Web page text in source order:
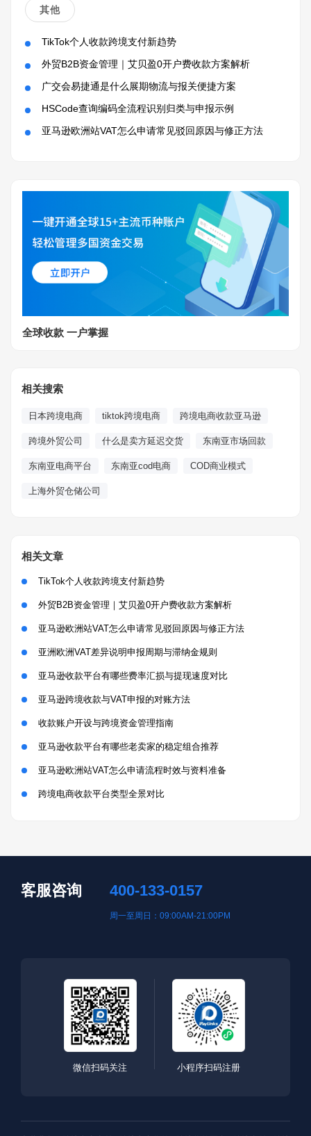
其他
TikTok个人收款跨境支付新趋势
外贸B2B资金管理｜艾贝盈0开户费收款方案解析
广交会易捷通是什么展期物流与报关便捷方案
HSCode查询编码全流程识别归类与申报示例
亚马逊欧洲站VAT怎么申请常见驳回原因与修正方法
全球收款 一户掌握
相关搜索
日本跨境电商 tiktok跨境电商 跨境电商收款亚马逊
跨境外贸公司 什么是卖方延迟交货 东南亚市场回款
东南亚电商平台 东南亚cod电商 COD商业模式
上海外贸仓储公司
相关文章
TikTok个人收款跨境支付新趋势
外贸B2B资金管理｜艾贝盈0开户费收款方案解析
亚马逊欧洲站VAT怎么申请常见驳回原因与修正方法
亚洲欧洲VAT差异说明申报周期与滞纳金规则
亚马逊收款平台有哪些费率汇损与提现速度对比
亚马逊跨境收款与VAT申报的对账方法
收款账户开设与跨境资金管理指南
亚马逊收款平台有哪些老卖家的稳定组合推荐
亚马逊欧洲站VAT怎么申请流程时效与资料准备
跨境电商收款平台类型全景对比
客服咨询 400-133-0157
周一至周日：09:00AM-21:00PM
微信扫码关注 小程序扫码注册